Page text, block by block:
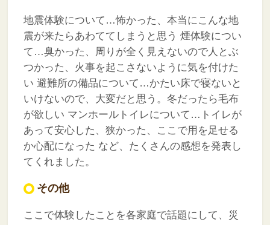
地震体験について…怖かった、本当にこんな地
震が来たらあわててしまうと思う 煙体験につい
て…臭かった、周りが全く見えないので人とぶ
つかった、火事を起こさないように気を付けた
い 避難所の備品について…かたい床で寝ないと
いけないので、大変だと思う。冬だったら毛布
が欲しい マンホールトイレについて…トイレが
あって安心した、狭かった、ここで用を足せる
か心配になった など、たくさんの感想を発表し
てくれました。
その他
ここで体験したことを各家庭で話題にして、災